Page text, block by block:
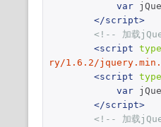
var
</script>
<!-- 加载
<script type
ry/1.6.2/
<script type
var
</script>
<!-- 加载